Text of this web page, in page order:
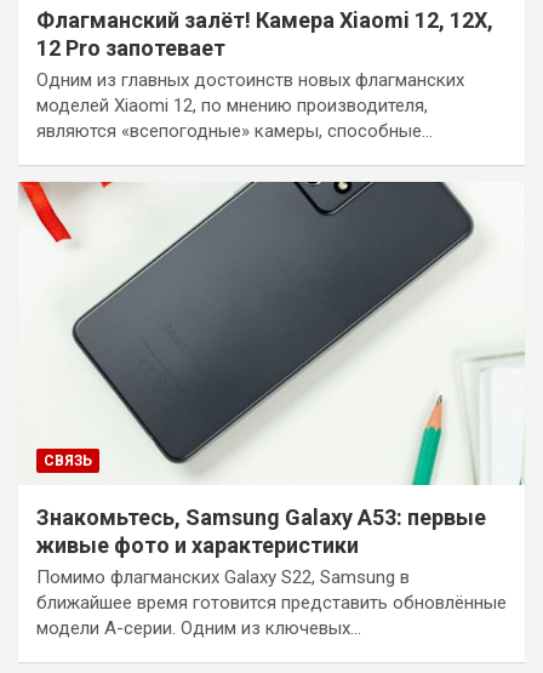
Флагманский залёт! Камера Xiaomi 12, 12X,
12 Pro запотевает
Одним из главных достоинств новых флагманских
моделей Xiaomi 12, по мнению производителя,
являются «всепогодные» камеры, способные…
СВЯЗЬ
Знакомьтесь, Samsung Galaxy A53: первые
живые фото и характеристики
Помимо флагманских Galaxy S22, Samsung в
ближайшее время готовится представить обновлённые
модели A-серии. Одним из ключевых…